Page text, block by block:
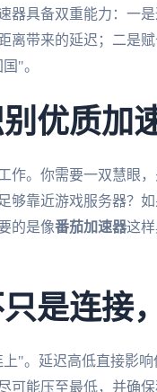
器具备双重能力：一
离带来的延迟；二是
"。
优质加
作。你需要一双慧眼
够靠近游戏服务器？
的是像番茄加速器这
是连接
"。延迟高低直接影响
可能压至最低，并确